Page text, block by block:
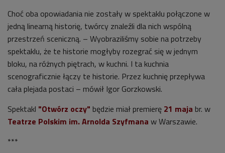
Choć oba opowiadania nie zostały w spektaklu połączone w
jedną linearną historię, twórcy znaleźli dla nich wspólną
przestrzeń sceniczną. – Wyobraziliśmy sobie na potrzeby
spektaklu, że te historie mogłyby rozegrać się w jednym
bloku, na różnych piętrach, w kuchni. I ta kuchnia
scenograficznie łączy te historie. Przez kuchnię przepływa
cała plejada postaci – mówił Igor Gorzkowski.
Spektakl "Otwórz oczy" będzie miał premierę 21 maja br. w
Teatrze Polskim im. Arnolda Szyfmana w Warszawie.
***